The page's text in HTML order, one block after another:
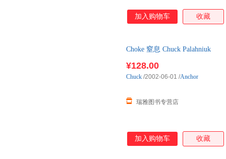
加入购物车 收藏
Choke 窒息 Chuck Palahniuk
¥128.00
瑞雅图书专营店
Chuck /2002-06-01 /Anchor
加入购物车 收藏